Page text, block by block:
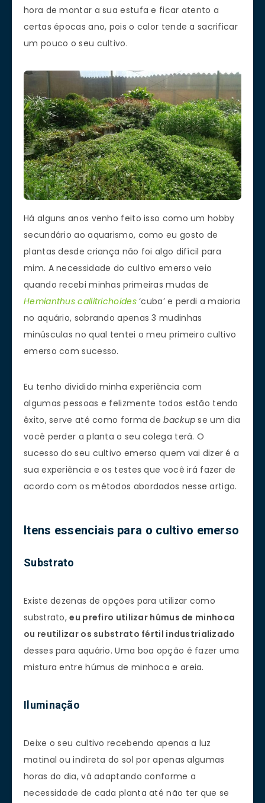
hora de montar a sua estufa e ficar atento a
certas épocas ano, pois o calor tende a sacrificar
um pouco o seu cultivo.
Há alguns anos venho feito isso como um hobby
secundário ao aquarismo, como eu gosto de
plantas desde criança não foi algo difícil para
mim. A necessidade do cultivo emerso veio
quando recebi minhas primeiras mudas de
Hemianthus callitrichoides‘cuba’ e perdi a maioria
no aquário, sobrando apenas 3 mudinhas
minúsculas no qual tentei o meu primeiro cultivo
emerso com sucesso.
Eu tenho dividido minha experiência com
algumas pessoas e felizmente todos estão tendo
êxito, serve até como forma debackup se um dia
você perder a planta o seu colega terá. O
sucesso do seu cultivo emerso quem vai dizer é a
sua experiência e os testes que você irá fazer de
acordo com os métodos abordados nesse artigo.
Itens essenciais para o cultivo emerso
Substrato
Existe dezenas de opções para utilizar como
substrato,eu prefiro utilizar húmus de minhoca
ou reutilizar os substrato fértil industrializado
desses para aquário. Uma boa opção é fazer uma
mistura entre húmus de minhoca e areia.
Iluminação
Deixe o seu cultivo recebendo apenas a luz
matinal ou indireta do sol por apenas algumas
horas do dia, vá adaptando conforme a
necessidade de cada planta até não ter que se